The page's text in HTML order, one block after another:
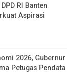
RI Banten
Aspirasi
2026, Gubernur
Petugas Pendata